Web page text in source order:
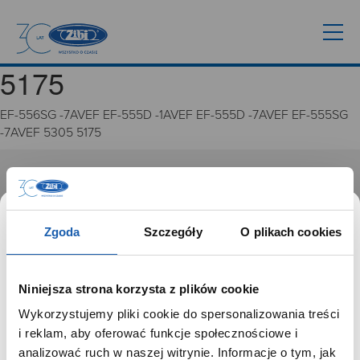
Zgoda Szczegóły O plikach cookies
Niniejsza strona korzysta z plików cookie
Wykorzystujemy pliki cookie do spersonalizowania treści
i reklam, aby oferować funkcje społecznościowe i
analizować ruch w naszej witrynie. Informacje o tym, jak
5175
EF-556SG -7AVEF EF-555D -1AVEF EF-555D -7AVEF EF-555SG
-7AVEF 5305 5175
GRUPA ZIBI
Misja, wizja i wartości Grupy Zibi
Ważne daty
Zgoda na ciasteczka
PRODUKTYSZANOWNY UŻYTKOWNIKU,
SZANOWNA UŻYTKOWNICZKO